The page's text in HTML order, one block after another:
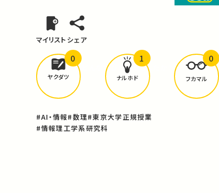
マイリスト シェア
どんな学びがありましたか？
ヤクダツ
0
ナルホド
1
フカマル
0
#AI・情報#数理#東京大学正規授業
#情報理工学系研究科